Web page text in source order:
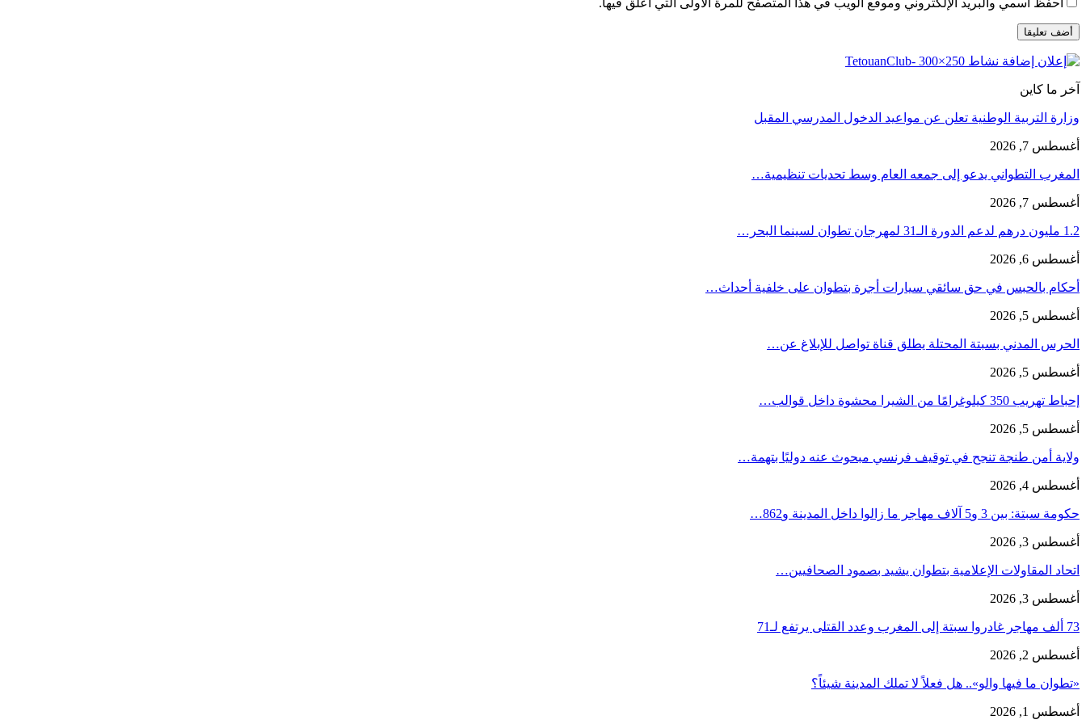
آخر ما كاين
وزارة التربية الوطنية تعلن عن مواعيد الدخول المدرسي المقبل
أغسطس 7, 2026
المغرب التطواني يدعو إلى جمعه العام وسط تحديات تنظيمية…
أغسطس 7, 2026
1.2 مليون درهم لدعم الدورة الـ31 لمهرجان تطوان لسينما البحر…
أغسطس 6, 2026
أحكام بالحبس في حق سائقي سيارات أجرة بتطوان على خلفية أحداث…
أغسطس 5, 2026
الحرس المدني بسبتة المحتلة يطلق قناة تواصل للإبلاغ عن…
أغسطس 5, 2026
إحباط تهريب 350 كيلوغرامًا من الشيرا محشوة داخل قوالب…
أغسطس 5, 2026
ولاية أمن طنجة تنجح في توقيف فرنسي مبحوث عنه دوليًا بتهمة…
أغسطس 4, 2026
حكومة سبتة: بين 3 و5 آلاف مهاجر ما زالوا داخل المدينة و862…
أغسطس 3, 2026
اتحاد المقاولات الإعلامية بتطوان يشيد بصمود الصحافيين…
أغسطس 3, 2026
73 ألف مهاجر غادروا سبتة إلى المغرب وعدد القتلى يرتفع لـ71
أغسطس 2, 2026
«تطوان ما فيها والو».. هل فعلاً لا تملك المدينة شيئاً؟
أغسطس 1, 2026